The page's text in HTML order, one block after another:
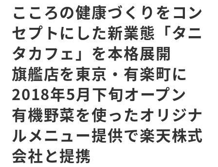
こころの健康づくりをコン
セプトにした新業態「タニ
タカフェ」を本格展開
旗艦店を東京・有楽町に
2018年5月下旬オープン
有機野菜を使ったオリジナ
ルメニュー提供で楽天株式
会社と提携